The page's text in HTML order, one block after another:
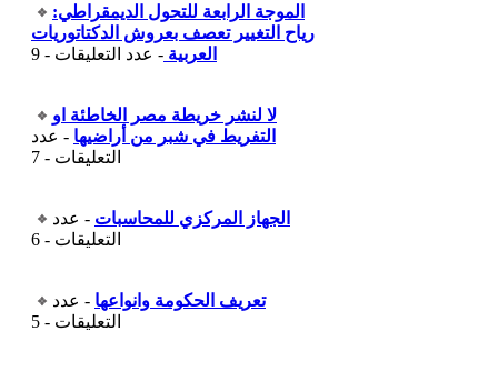
الموجة الرابعة للتحول الديمقراطي:
رياح التغيير تعصف بعروش الدكتاتوريات
العربية - عدد التعليقات - 9
لا لنشر خريطة مصر الخاطئة او
التفريط في شبر من أراضيها - عدد
التعليقات - 7
الجهاز المركزي للمحاسبات - عدد
التعليقات - 6
تعريف الحكومة وانواعها - عدد
التعليقات - 5